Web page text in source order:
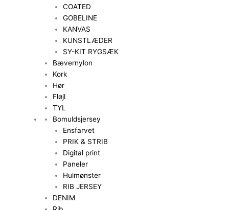
COATED
GOBELINE
KANVAS
KUNSTLÆDER
SY-KIT RYGSÆK
Bævernylon
Kork
Hør
Fløjl
TYL
Bomuldsjersey
Ensfarvet
PRIK & STRIB
Digital print
Paneler
Hulmønster
RIB JERSEY
DENIM